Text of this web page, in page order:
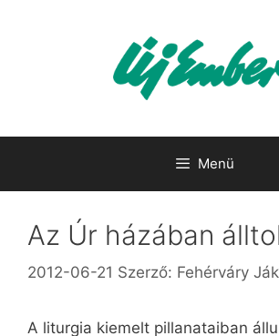
Menü
Az Úr házában
2012-06-21 Szerző: Fehérváry
A liturgia kiemelt pillanataiban